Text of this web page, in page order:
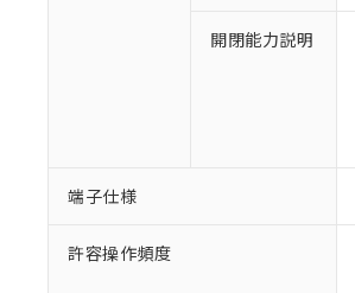
開閉能力説明
端子仕様
許容操作頻度